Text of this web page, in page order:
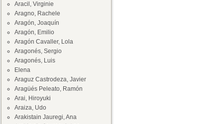
Aracil, Virginie
Aragno, Rachele
Aragón, Joaquín
Aragón, Emilio
Aragón Cavaller, Lola
Aragonés, Sergio
Aragonés, Luis
Elena
Araguz Castrodeza, Javier
Aragüés Peleato, Ramón
Arai, Hiroyuki
Araiza, Udo
Arakistain Jauregi, Ana